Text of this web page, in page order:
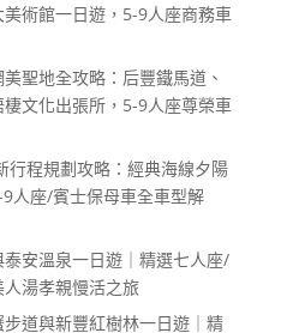
術館一日遊，5-9人座商務車
聖地全攻略：后豐鐵馬道、
文化出張所，5-9人座尊榮車
行程規劃攻略：經典海線夕陽
人座/賓士保母車全車型解
泰安溫泉一日遊｜精選七人座/
湯孝親慢活之旅
步道與新豐紅樹林一日遊｜精